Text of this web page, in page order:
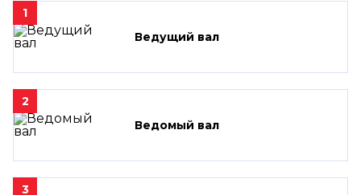
1
Ведущий вал
2
Ведомый вал
3